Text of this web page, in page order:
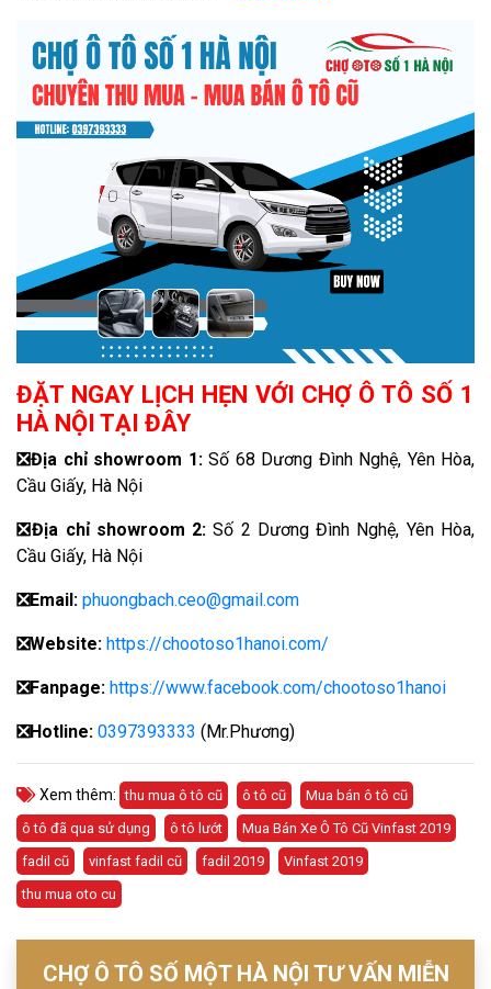
ĐẶT NGAY LỊCH HẸN VỚI CHỢ Ô TÔ SỐ 1
HÀ NỘI TẠI ĐÂY
❎Địa chỉ showroom 1:Số 68 Dương Đình Nghệ, Yên Hòa,
Cầu Giấy, Hà Nội
❎Địa chỉ showroom 2:Số 2 Dương Đình Nghệ, Yên Hòa,
Cầu Giấy, Hà Nội
❎Email: phuongbach.ceo@gmail.com
❎Website: https://chootoso1hanoi.com/
❎Fanpage: https://www.facebook.com/chootoso1hanoi
❎Hotline: 0397393333 (Mr.Phương)
Xem thêm: thu mua ô tô cũ ô tô cũ
Mua bán ô tô cũ
ô tô đã qua sử dụng
ô tô lướt
Mua Bán Xe Ô Tô Cũ Vinfast 2019
fadil cũ
vinfast fadil cũ fadil 2019
Vinfast 2019
thu mua oto cu
CHỢ Ô TÔ SỐ MỘT HÀ NỘI TƯ VẤN MIỄN